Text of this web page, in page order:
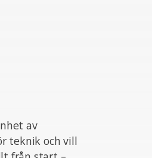
av
teknik och vill